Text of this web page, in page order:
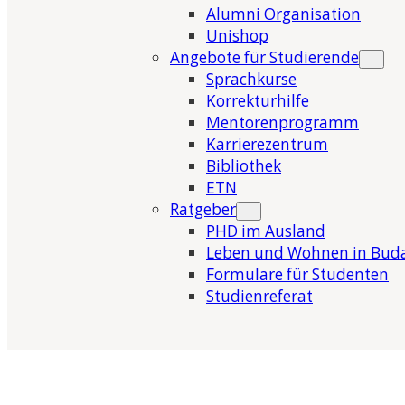
Alumni Organisation
Unishop
Angebote für Studierende
Sprachkurse
Korrekturhilfe
Mentorenprogramm
Karrierezentrum
Bibliothek
ETN
Ratgeber
PHD im Ausland
Leben und Wohnen in
Formulare für Studenten
Studienreferat